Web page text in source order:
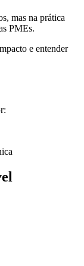
mas na prática
PMEs.
e entender